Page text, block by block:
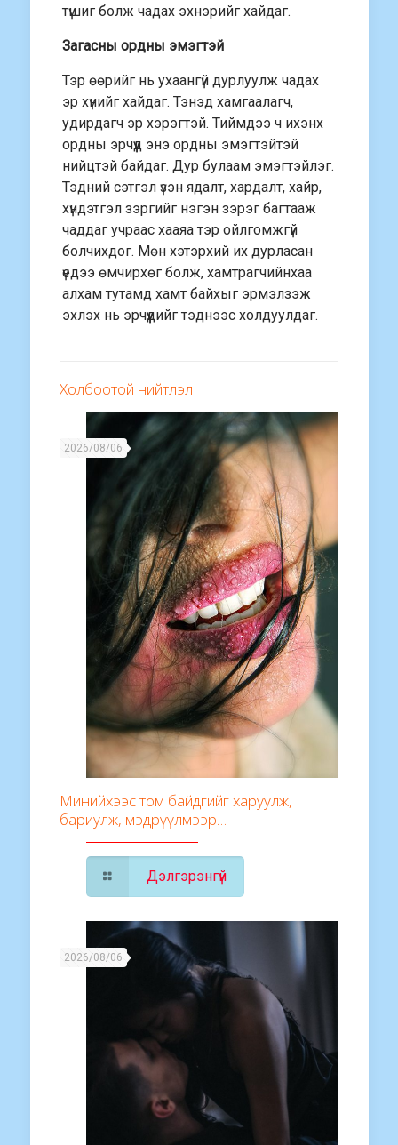
түшиг болж чадах эхнэрийг хайдаг.
Загасны ордны эмэгтэй
Тэр өөрийг нь ухаангүй дурлуулж чадах
эр хүнийг хайдаг. Тэнэд хамгаалагч,
удирдагч эр хэрэгтэй. Тиймдээ ч ихэнх
ордны эрчүүд энэ ордны эмэгтэйтэй
нийцтэй байдаг. Дур булаам эмэгтэйлэг.
Тэдний сэтгэл үзэн ядалт, хардалт, хайр,
хүндэтгэл зэргийг нэгэн зэрэг багтааж
чаддаг учраас хааяа тэр ойлгомжгүй
болчихдог. Мөн хэтэрхий их дурласан
үедээ өмчирхөг болж, хамтрагчийнхаа
алхам тутамд хамт байхыг эрмэлзэж
эхлэх нь эрчүүдийг тэднээс холдуулдаг.
Холбоотой нийтлэл
2026/08/06
Минийхээс том байдгийг харуулж,
бариулж, мэдрүүлмээр…
Дэлгэрэнгүй
2026/08/06